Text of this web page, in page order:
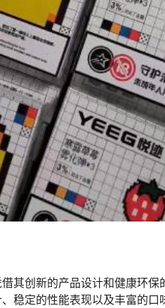
其创新的产品设计和健康环
稳定的性能表现以及丰富的